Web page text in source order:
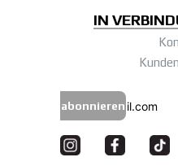
IN
abonnieren